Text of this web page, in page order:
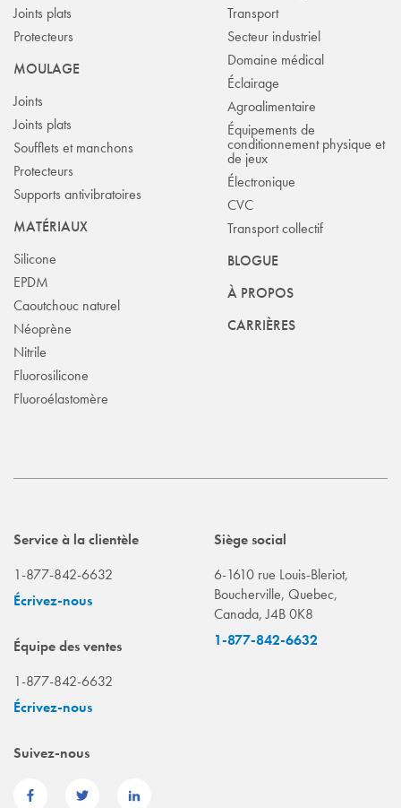
Service à la clientèle
1-877-842-6632
Écrivez-nous
Équipe des ventes
1-877-842-6632
Écrivez-nous
Siège social
6-1610 rue Louis-Bleriot,
Boucherville, Quebec,
Canada, J4B 0K8
1-877-842-6632
Suivez-nous
Joints plats
Protecteurs
MOULAGE
Joints
Joints plats
Soufflets et manchons
Protecteurs
Supports antivibratoires
MATÉRIAUX
Silicone
EPDM
Caoutchouc naturel
Néoprène
Nitrile
Fluorosilicone
Fluoroélastomère
Transport
Secteur industriel
Domaine médical
Éclairage
Agroalimentaire
Équipements de
conditionnement physique et
de jeux
Électronique
CVC
Transport collectif
BLOGUE
À PROPOS
CARRIÈRES